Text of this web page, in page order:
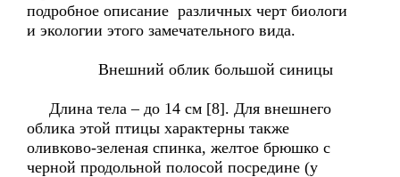
подробное описание различных черт биологи
и экологии этого замечательного вида.
Внешний облик большой синицы
Длина тела – до 14 см [8]. Для внешнего
облика этой птицы характерны также
оливково-зеленая спинка, желтое брюшко с
черной продольной полосой посредине (у